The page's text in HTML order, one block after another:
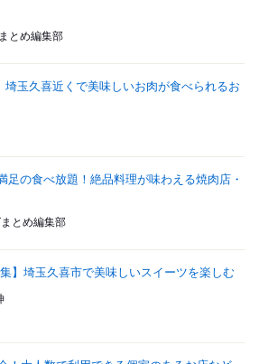
とめ編集部
埼玉久喜近くで美味しいお肉が食べられるお
足の食べ放題！絶品料理が味わえる焼肉店・
とめ編集部
集】埼玉久喜市で美味しいスイーツを楽しむ